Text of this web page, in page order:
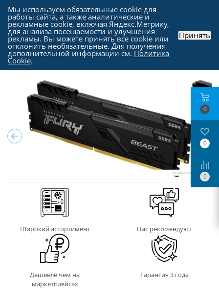
Каталог - Комплектующие для компьютера
Оперативная память
Широкий ассортимент Нас рекомендуют
Дешевле чем на
маркетплейсах
Гарантия 3 года
0
0
0
Мы используем обязательные cookie для
работы сайта, а также аналитические и
рекламные cookie, включая Яндекс.Метрику,
для анализа посещаемости и улучшения
рекламы. Вы можете принять все cookie или
отклонить необязательные. Для получения
дополнительной информации см. Политика
Cookie.
Принять